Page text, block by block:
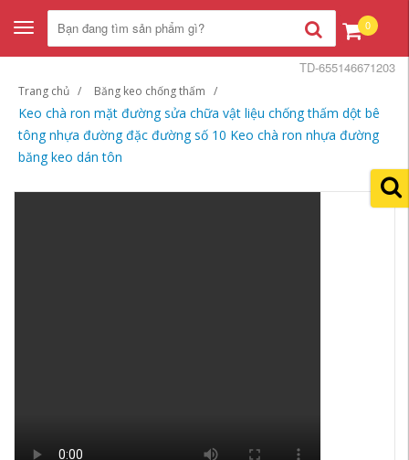
Toggle
navigation
0
Trang chủ Băng keo chống thấm
Keo chà ron mặt đường sửa chữa vật liệu chống thấm dột bê
tông nhựa đường đặc đường số 10 Keo chà ron nhựa đường
băng keo dán tôn
TD-655146671203